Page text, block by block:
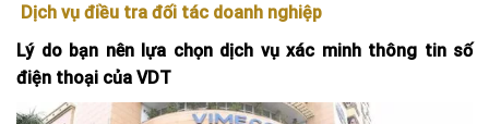
Dịch vụ điều tra đối tác doanh nghiệp
Lý do bạn nên lựa chọn dịch vụ xác minh thông tin số
điện thoại của VDT